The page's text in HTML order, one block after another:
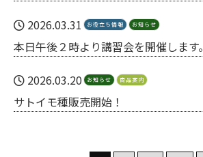
2026.03.31 お役立ち情報 お知らせ
本日午後２時より講習会を開催します。
2026.03.20 お知らせ 商品案内
サトイモ種販売開始！